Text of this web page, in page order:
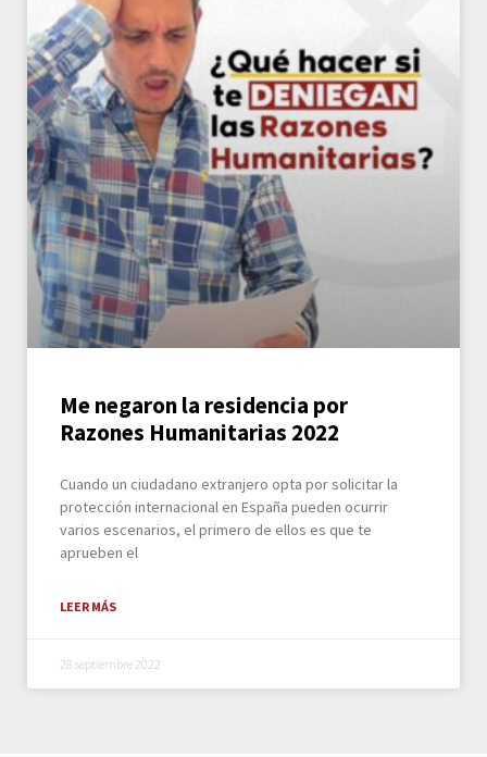
Me negaron la residencia por
Razones Humanitarias 2022
Cuando un ciudadano extranjero opta por solicitar la
protección internacional en España pueden ocurrir
varios escenarios, el primero de ellos es que te
aprueben el
LEER MÁS
28 septiembre 2022